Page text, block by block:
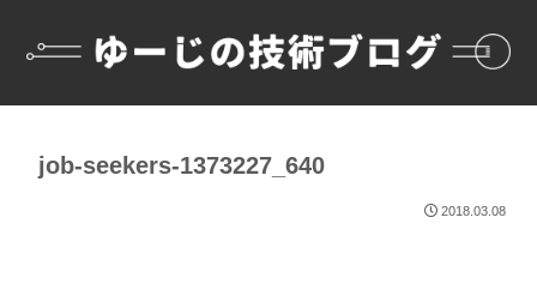
job-seekers-1373227_640
2018.03.08